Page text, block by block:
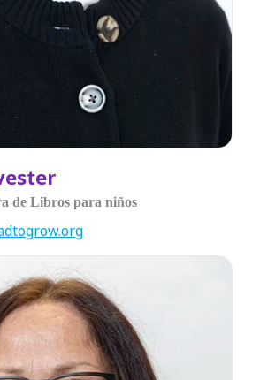
de Libros para niños